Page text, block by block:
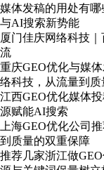
媒体发稿的用处有
与AI搜索新势能
厦门佳庆网络科技
流
重庆GEO优化与媒
络科技，从流量到
江西GEO优化媒体
源赋能AI搜索
上海GEO优化公司
到质量的双重保障
推荐几家浙江做